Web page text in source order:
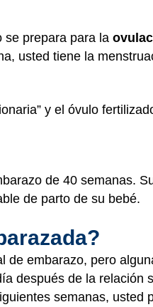
se prepara para la
usted tiene la
y el óvulo
de 40 semanas.
de parto de su bebé.
de embarazo, pero
después de la relación
semanas, usted